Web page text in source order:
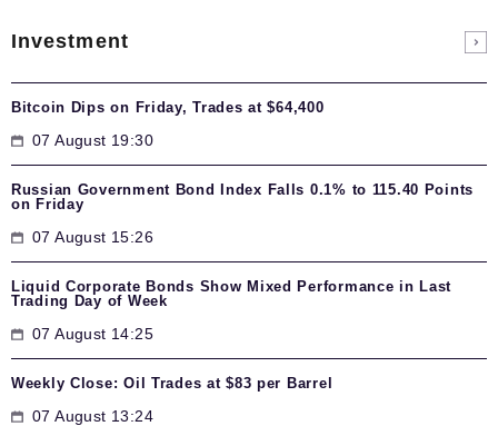
Investment
Bitcoin Dips on Friday, Trades at $64,400
07 August 19:30
Russian Government Bond Index Falls 0.1% to 115.40 Points
on Friday
07 August 15:26
Liquid Corporate Bonds Show Mixed Performance in Last
Trading Day of Week
07 August 14:25
Weekly Close: Oil Trades at $83 per Barrel
07 August 13:24